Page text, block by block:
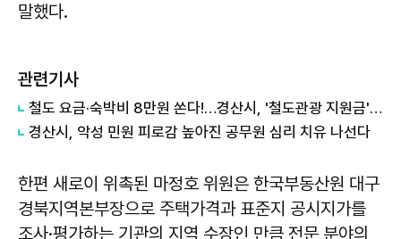
말했다.
관련기사
철도 요금·숙박비 8만원 쏜다!…경산시, '철도관광 지원금' 사업 실시
경산시, 악성 민원 피로감 높아진 공무원 심리 치유 나선다
한편 새로이 위촉된 마정호 위원은 한국부동산원 대구
경북지역본부장으로 주택가격과 표준지 공시지가를
조사·평가하는 기관의 지역 수장인 만큼 전문 분야의